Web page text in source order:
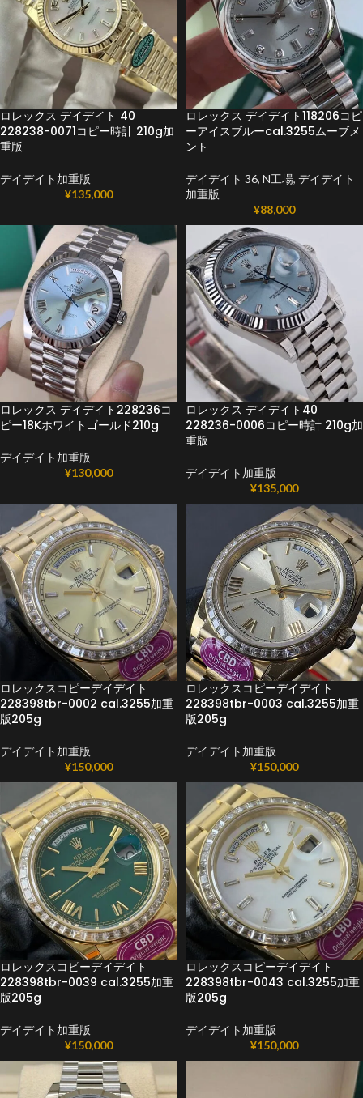
ロレックス デイデイト 40
228238-0071コピー時計 210g加
重版
デイデイト加重版
¥135,000
ロレックス デイデイト118206コピ
ーアイスブルーcal.3255ムーブメ
ント
デイデイト 36, N工場, デイデイト
加重版
¥88,000
ロレックス デイデイト228236コ
ピー18Kホワイトゴールド210g
デイデイト加重版
¥130,000
ロレックス デイデイト40
228236-0006コピー時計 210g加
重版
デイデイト加重版
¥135,000
ロレックスコピーデイデイト
228398tbr-0002 cal.3255加重
版205g
デイデイト加重版
¥150,000
ロレックスコピーデイデイト
228398tbr-0003 cal.3255加重
版205g
デイデイト加重版
¥150,000
ロレックスコピーデイデイト
228398tbr-0039 cal.3255加重
版205g
デイデイト加重版
¥150,000
ロレックスコピーデイデイト
228398tbr-0043 cal.3255加重
版205g
デイデイト加重版
¥150,000